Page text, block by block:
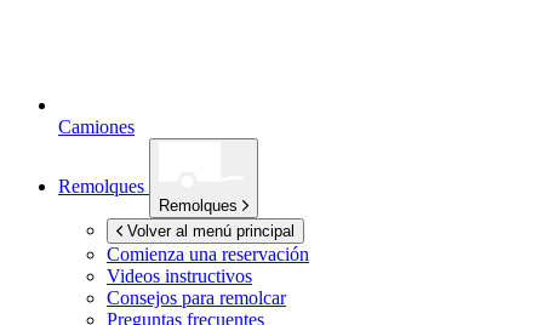
Camiones
Remolques
Remolques
Volver al menú principal
Comienza una reservación
Videos instructivos
Consejos para remolcar
Preguntas frecuentes